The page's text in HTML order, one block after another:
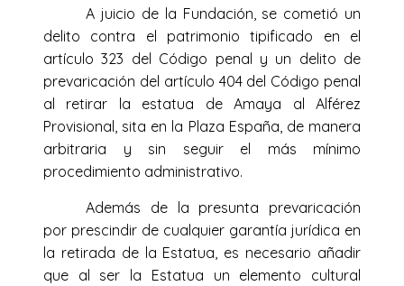
A juicio de la Fundación, se cometió un
delito contra el patrimonio tipificado en el
artículo 323 del Código penal y un delito de
prevaricación del artículo 404 del Código penal
al retirar la estatua de Amaya al Alférez
Provisional, sita en la Plaza España, de manera
arbitraria y sin seguir el más mínimo
procedimiento administrativo.
Además de la presunta prevaricación
por prescindir de cualquier garantía jurídica en
la retirada de la Estatua, es necesario añadir
que al ser la Estatua un elemento cultural